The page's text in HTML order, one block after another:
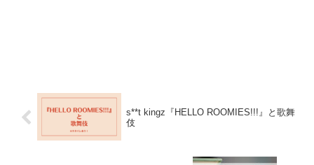
s**t kingz『HELLO ROOMIES!!!』と歌舞
伎